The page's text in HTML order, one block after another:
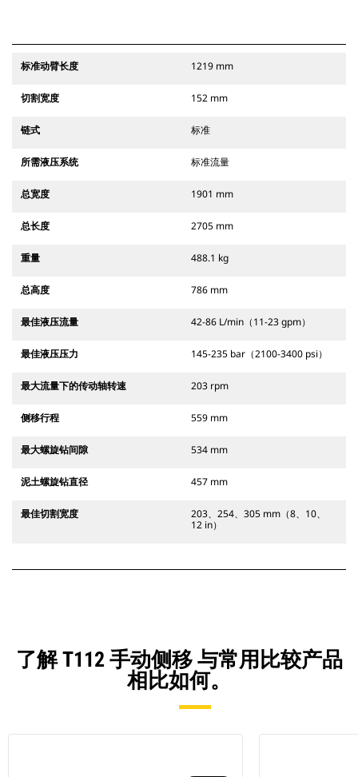
标准动臂长度 1219 mm
切割宽度 152 mm
链式 标准
所需液压系统 标准流量
总宽度 1901 mm
总长度 2705 mm
重量 488.1 kg
总高度 786 mm
最佳液压流量 42-86 L/min（11-23 gpm）
最佳液压压力 145-235 bar（2100-3400 psi）
最大流量下的传动轴转速 203 rpm
侧移行程 559 mm
最大螺旋钻间隙 534 mm
泥土螺旋钻直径 457 mm
最佳切割宽度
203、254、305 mm（8、10、
12 in）
了解 T112 手动侧移 与常用比较产品
相比如何。